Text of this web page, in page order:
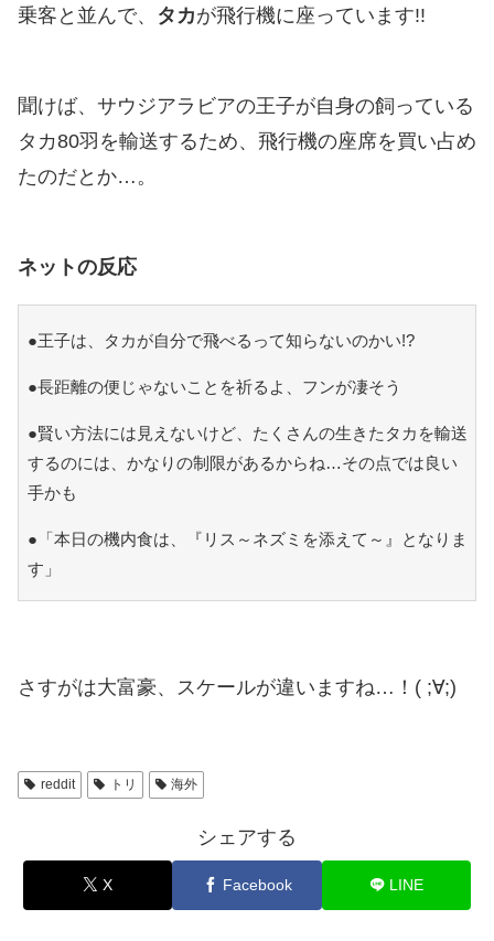
乗客と並んで、 タカが飛行機に座っています!!
聞けば、サウジアラビアの王子が自身の飼っている
タカ80羽を輸送するため、飛行機の座席を買い占め
たのだとか…。
ネットの反応
●王子は、タカが自分で飛べるって知らないのかい!?
●長距離の便じゃないことを祈るよ、フンが凄そう
●賢い方法には見えないけど、たくさんの生きたタカを輸送
するのには、かなりの制限があるからね…その点では良い
手かも
●「本日の機内食は、『リス～ネズミを添えて～』となりま
す」
さすがは大富豪、スケールが違いますね…！( ;∀;)
reddit トリ 海外
シェアする
X Facebook LINE